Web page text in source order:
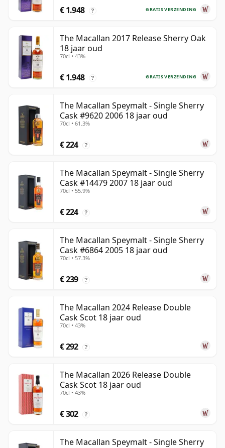
GRATIS VERZENDING
€ 1.948 ?
The Macallan 2017 Release Sherry Oak
18 jaar oud
70cl • 43%
GRATIS VERZENDING
€ 1.948 ?
The Macallan Speymalt - Single Sherry
Cask #9620 2006 18 jaar oud
70cl • 61.3%
€ 224 ?
The Macallan Speymalt - Single Sherry
Cask #14479 2007 18 jaar oud
70cl • 55.9%
€ 224 ?
The Macallan Speymalt - Single Sherry
Cask #6864 2005 18 jaar oud
70cl • 57.3%
€ 239 ?
The Macallan 2024 Release Double
Cask Scot 18 jaar oud
70cl • 43%
€ 292 ?
The Macallan 2026 Release Double
Cask Scot 18 jaar oud
70cl • 43%
€ 302 ?
The Macallan Speymalt - Single Sherry